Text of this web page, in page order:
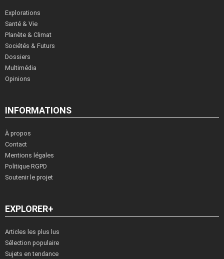
Explorations
Santé & Vie
Planète & Climat
Sociétés & Futurs
Dossiers
Multimédia
Opinions
INFORMATIONS
À propos
Contact
Mentions légales
Politique RGPD
Soutenir le projet
EXPLORER+
Articles les plus lus
Sélection populaire
Sujets en tendance